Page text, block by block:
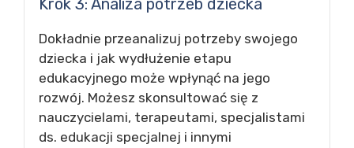
Krok 3: Analiza potrzeb dziecka
Dokładnie przeanalizuj potrzeby swojego
dziecka i jak wydłużenie etapu
edukacyjnego może wpłynąć na jego
rozwój. Możesz skonsultować się z
nauczycielami, terapeutami, specjalistami
ds. edukacji specjalnej i innymi